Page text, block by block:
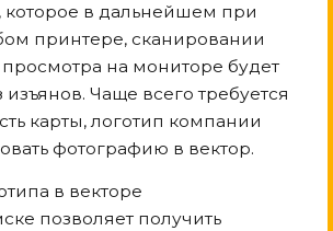
которое в дальнейшем при
принтере, сканировании
на мониторе будет
изъянов. Чаще всего требуется
карты, логотип компании
фотографию в вектор.
в векторе
позволяет получить